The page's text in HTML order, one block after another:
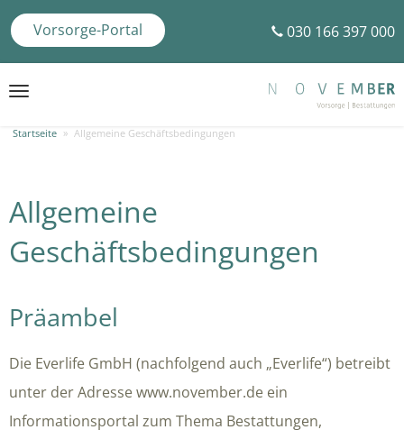
030 166 397 000
Vorsorge-Portal
Toggle
Startseite » Allgemeine Geschäftsbedingungen
Allgemeine
Geschäftsbedingungen
Präambel
Die Everlife GmbH (nachfolgend auch „Everlife“) betreibt
unter der Adresse www.november.de ein
Informationsportal zum Thema Bestattungen,